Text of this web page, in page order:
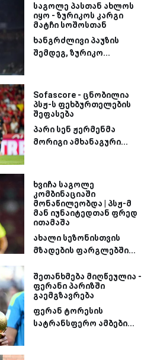
საგოლე პასთან ახლოს
იყო - ზურიკოს კარგი
მატჩი სოშოსთან
ხანგრძლივი პაუზის
შემდეგ, ზურიკო...
Sofascore - ცნობილია
პსჟ-ს ფეხბურთელების
შეფასება
პარი სენ ჟერმენმა
მორიგი ამხანაგური...
ხვიჩა საგოლე
კომბინაციაში
მონაწილეობდა | პსჟ-მ
მან იუნაიტედთან ფრედ
ითამაშა
ახალი სეზონისთვის
მზადების ფარგლებში...
შეთანხმება მიღწეულია -
ფერანი პარიზში
გაემგზავრება
ფერან ტორესის
სატრანსფერო ამბები...